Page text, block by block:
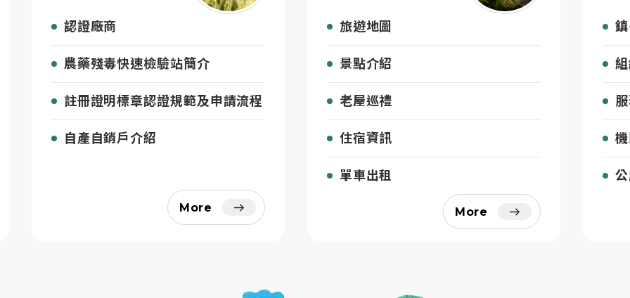
認證廠商
農藥殘毒快速檢驗站簡介
註冊證明標章認證規範及申請流程
自產自銷戶介紹
More
旅遊地圖
景點介紹
老屋巡禮
住宿資訊
單車出租
More